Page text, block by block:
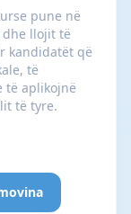
pune në
dhe llojit të
kandidatët që
të
të aplikojnë
të tyre.